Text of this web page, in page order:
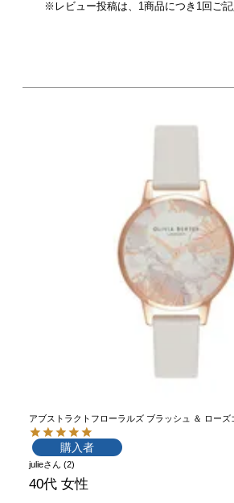
※レビュー投稿は、1商品につき1回ご記
アブストラクトフローラルズ ブラッシュ ＆ ローズ
購入者
julie 2
40代 女性